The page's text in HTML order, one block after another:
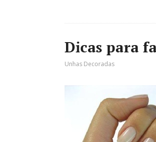
Dicas para
Unhas Decoradas